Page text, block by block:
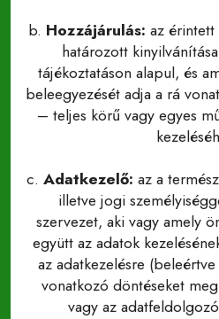
b. Hozzájárulás: az érintett
határozott
tájékoztatáson alapul, és
beleegyezését adja a rá
– teljes körű vagy egyes
c. Adatkezelő: az a
illetve jogi
szervezet, aki vagy amely
együtt az adatok
az adatkezelésre
vonatkozó döntéseket
vagy az